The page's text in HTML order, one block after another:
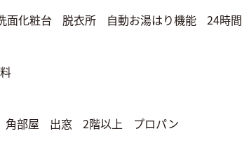
面化粧台 脱衣所 自動お湯はり機能 24時
角部屋 出窓 2階以上 プロパン